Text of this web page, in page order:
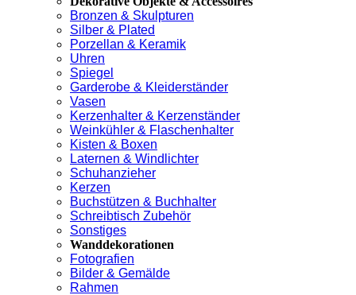
Bronzen & Skulpturen
Silber & Plated
Porzellan & Keramik
Uhren
Spiegel
Garderobe & Kleiderständer
Vasen
Kerzenhalter & Kerzenständer
Weinkühler & Flaschenhalter
Kisten & Boxen
Laternen & Windlichter
Schuhanzieher
Kerzen
Buchstützen & Buchhalter
Schreibtisch Zubehör
Sonstiges
Wanddekorationen
Fotografien
Bilder & Gemälde
Rahmen